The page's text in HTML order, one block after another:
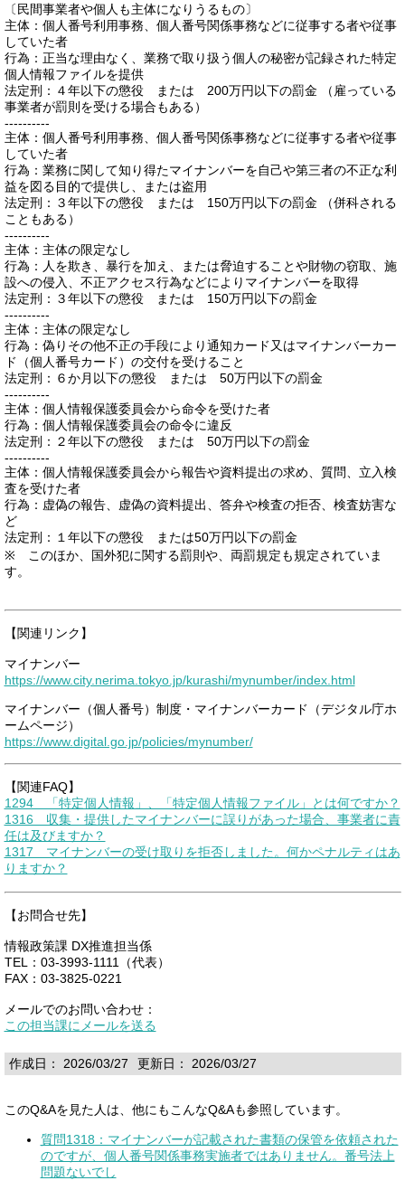
〔民間事業者や個人も主体になりうるもの〕
主体：個人番号利用事務、個人番号関係事務などに従事する者や従事
していた者
行為：正当な理由なく、業務で取り扱う個人の秘密が記録された特定
個人情報ファイルを提供
法定刑：４年以下の懲役 または 200万円以下の罰金 （雇っている
事業者が罰則を受ける場合もある）
----------
主体：個人番号利用事務、個人番号関係事務などに従事する者や従事
していた者
行為：業務に関して知り得たマイナンバーを自己や第三者の不正な利
益を図る目的で提供し、または盗用
法定刑：３年以下の懲役 または 150万円以下の罰金 （併科される
こともある）
----------
主体：主体の限定なし
行為：人を欺き、暴行を加え、または脅迫することや財物の窃取、施
設への侵入、不正アクセス行為などによりマイナンバーを取得
法定刑：３年以下の懲役 または 150万円以下の罰金
----------
主体：主体の限定なし
行為：偽りその他不正の手段により通知カード又はマイナンバーカー
ド（個人番号カード）の交付を受けること
法定刑：６か月以下の懲役 または 50万円以下の罰金
----------
主体：個人情報保護委員会から命令を受けた者
行為：個人情報保護委員会の命令に違反
法定刑：２年以下の懲役 または 50万円以下の罰金
----------
主体：個人情報保護委員会から報告や資料提出の求め、質問、立入検
査を受けた者
行為：虚偽の報告、虚偽の資料提出、答弁や検査の拒否、検査妨害な
ど
法定刑：１年以下の懲役 または50万円以下の罰金
※ このほか、国外犯に関する罰則や、両罰規定も規定されていま
す。
【関連リンク】
マイナンバー
https://www.city.nerima.tokyo.jp/kurashi/mynumber/index.html
マイナンバー（個人番号）制度・マイナンバーカード（デジタル庁ホ
ームページ）
https://www.digital.go.jp/policies/mynumber/
【関連FAQ】
1294 「特定個人情報」、「特定個人情報ファイル」とは何ですか？
1316 収集・提供したマイナンバーに誤りがあった場合、事業者に責
任は及びますか？
1317 マイナンバーの受け取りを拒否しました。何かペナルティはあ
りますか？
【お問合せ先】
情報政策課 DX推進担当係
TEL：03-3993-1111（代表）
FAX：03-3825-0221
メールでのお問い合わせ：
この担当課にメールを送る
作成日： 2026/03/27 更新日： 2026/03/27
このQ&Aを見た人は、他にもこんなQ&Aも参照しています。
質問1318：マイナンバーが記載された書類の保管を依頼された
のですが、個人番号関係事務実施者ではありません。番号法上
問題ないでし